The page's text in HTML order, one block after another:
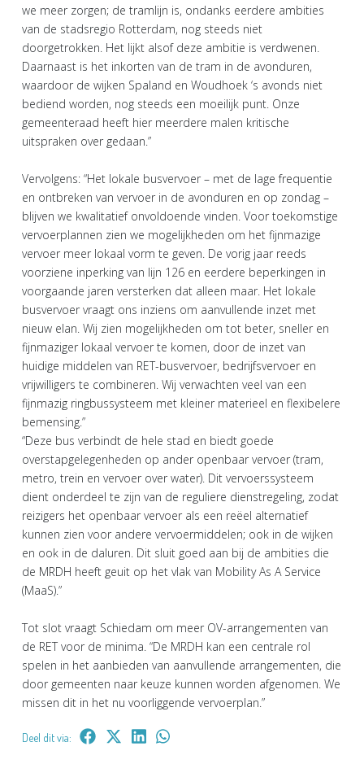
we meer zorgen; de tramlijn is, ondanks eerdere ambities
van de stadsregio Rotterdam, nog steeds niet
doorgetrokken. Het lijkt alsof deze ambitie is verdwenen.
Daarnaast is het inkorten van de tram in de avonduren,
waardoor de wijken Spaland en Woudhoek ‘s avonds niet
bediend worden, nog steeds een moeilijk punt. Onze
gemeenteraad heeft hier meerdere malen kritische
uitspraken over gedaan.”
Vervolgens: “Het lokale busvervoer – met de lage frequentie
en ontbreken van vervoer in de avonduren en op zondag –
blijven we kwalitatief onvoldoende vinden. Voor toekomstige
vervoerplannen zien we mogelijkheden om het fijnmazige
vervoer meer lokaal vorm te geven. De vorig jaar reeds
voorziene inperking van lijn 126 en eerdere beperkingen in
voorgaande jaren versterken dat alleen maar. Het lokale
busvervoer vraagt ons inziens om aanvullende inzet met
nieuw elan. Wij zien mogelijkheden om tot beter, sneller en
fijnmaziger lokaal vervoer te komen, door de inzet van
huidige middelen van RET-busvervoer, bedrijfsvervoer en
vrijwilligers te combineren. Wij verwachten veel van een
fijnmazig ringbussysteem met kleiner materieel en flexibelere
bemensing.”
“Deze bus verbindt de hele stad en biedt goede
overstapgelegenheden op ander openbaar vervoer (tram,
metro, trein en vervoer over water). Dit vervoerssysteem
dient onderdeel te zijn van de reguliere dienstregeling, zodat
reizigers het openbaar vervoer als een reëel alternatief
kunnen zien voor andere vervoermiddelen; ook in de wijken
en ook in de daluren. Dit sluit goed aan bij de ambities die
de MRDH heeft geuit op het vlak van Mobility As A Service
(MaaS).”
Tot slot vraagt Schiedam om meer OV-arrangementen van
de RET voor de minima. “De MRDH kan een centrale rol
spelen in het aanbieden van aanvullende arrangementen, die
door gemeenten naar keuze kunnen worden afgenomen. We
missen dit in het nu voorliggende vervoerplan.”
Deel dit via: